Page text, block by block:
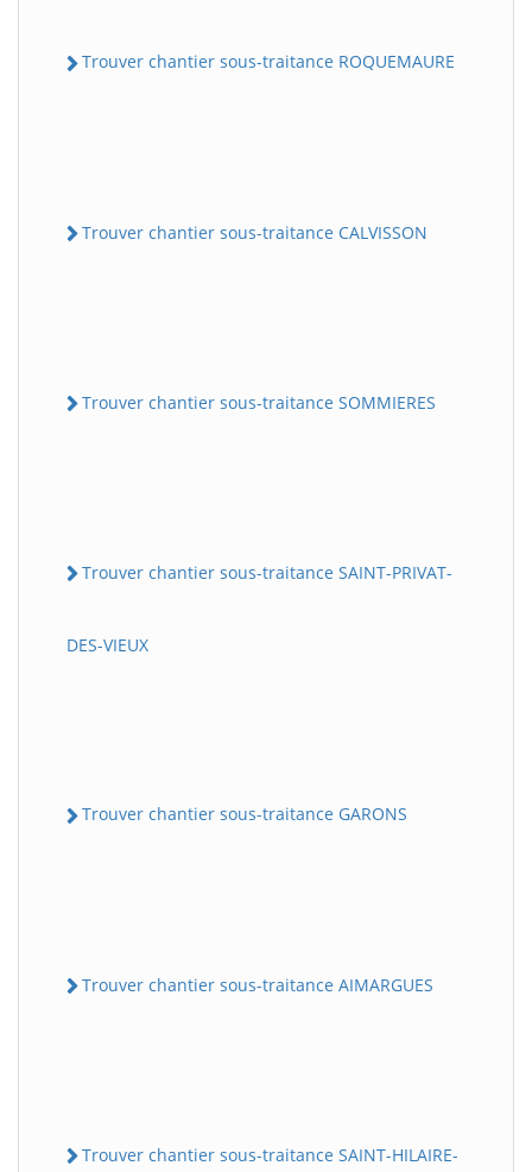
Trouver chantier sous-traitance ROQUEMAURE
Trouver chantier sous-traitance CALVISSON
Trouver chantier sous-traitance SOMMIERES
Trouver chantier sous-traitance SAINT-PRIVAT-
DES-VIEUX
Trouver chantier sous-traitance GARONS
Trouver chantier sous-traitance AIMARGUES
Trouver chantier sous-traitance SAINT-HILAIRE-